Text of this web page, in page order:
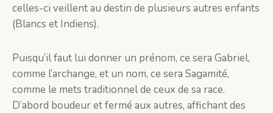
celles-ci veillent au destin de plusieurs autres enfants
(Blancs et Indiens).
Puisqu’il faut lui donner un prénom, ce sera Gabriel,
comme l’archange, et un nom, ce sera Sagamité,
comme le mets traditionnel de ceux de sa race.
D’abord boudeur et fermé aux autres, affichant des